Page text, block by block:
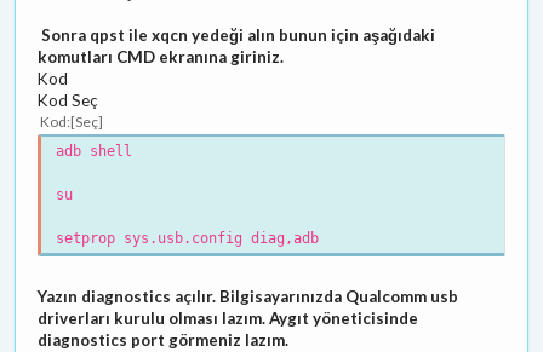
Sonra qpst ile xqcn yedeği alın bunun için aşağıdaki
komutları CMD ekranına giriniz.
Kod
Kod Seç
Kod Seç
adb shell
su
setprop sys.usb.config diag,adb
Yazın diagnostics açılır. Bilgisayarınızda Qualcomm usb
driverları kurulu olması lazım. Aygıt yöneticisinde
diagnostics port görmeniz lazım.